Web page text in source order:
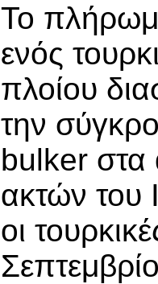
Το
ενός
πλοίου
την
bulker στα
ακτών του
οι